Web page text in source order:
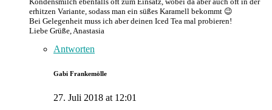
erhitzen Variante, sodass man ein süßes Karamell bekommt 😉
Bei Gelegenheit muss ich aber deinen Iced Tea mal probieren!
Liebe Grüße, Anastasia
Antworten
Gabi Frankemölle
27. Juli 2018 at 12:01